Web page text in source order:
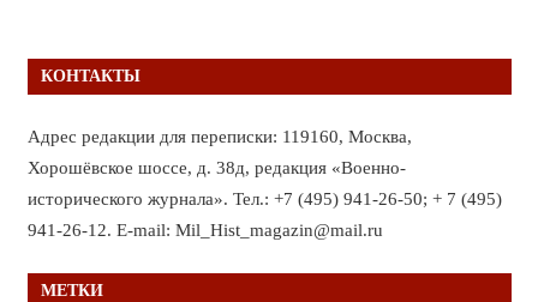
КОНТАКТЫ
Адрес редакции для переписки: 119160, Москва,
Хорошёвское шоссе, д. 38д, редакция «Военно-
исторического журнала». Тел.: +7 (495) 941-26-50; + 7 (495)
941-26-12. E-mail: Mil_Hist_magazin@mail.ru
МЕТКИ